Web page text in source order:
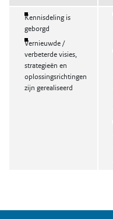
Kennisdeling is
geborgd
Vernieuwde /
verbeterde visies,
strategieën en
oplossingsrichtingen
zijn gerealiseerd